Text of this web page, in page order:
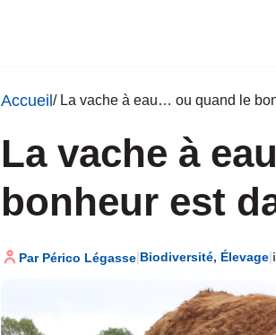
Accueil / La vache à eau… ou quand le
La vache à
bonheur est
Par Périco Légasse|Biodiversité, Élevage|